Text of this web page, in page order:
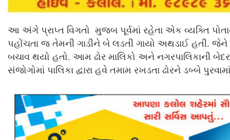
આ અંગે પ્રાપ્ત વિગતો મુજબ પૂર્વમાં રહેતા એક વ્યક્તિ
પહોંચતા જ તેમની ગાડીને બે લડતી ગાયો અથડાઈ હતી.
બચાવ થયો હતો. આમ ઢોર માલિકો અને નગરપાલિકાની
સંજોગોમાં પાલિકા દ્વારા હવે તમામ રખડતા ઢોરને ડબ્બે